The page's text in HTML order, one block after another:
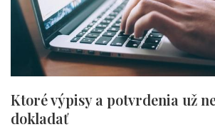
Ktoré výpisy a potvrdenia už
dokladať